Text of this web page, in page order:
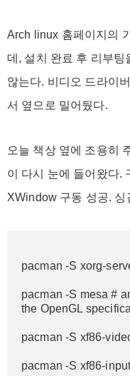
Arch linux 홈페이지의
데, 설치 완료 후 리부팅
않는다. 비디오 드라이
서 옆으로 밀어뒀다.
오늘 책상 옆에 조용히
이 다시 눈에 들어왔다.
XWindow 구동 성공. 싱
pacman -S xorg-
pacman -S mesa #
the OpenGL
pacman -S xf86-
pacman -S xf86-